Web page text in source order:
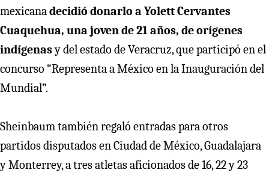
mexicanadecidió donarlo a Yolett Cervantes
Cuaquehua, una joven de 21 años, de orígenes
indígenasy del estado de Veracruz, que participó en el
concurso “Representa a México en la Inauguración del
Mundial”.
Sheinbaum también regaló entradas para otros
partidos disputados en Ciudad de México, Guadalajara
y Monterrey, a tres atletas aficionados de 16, 22 y 23